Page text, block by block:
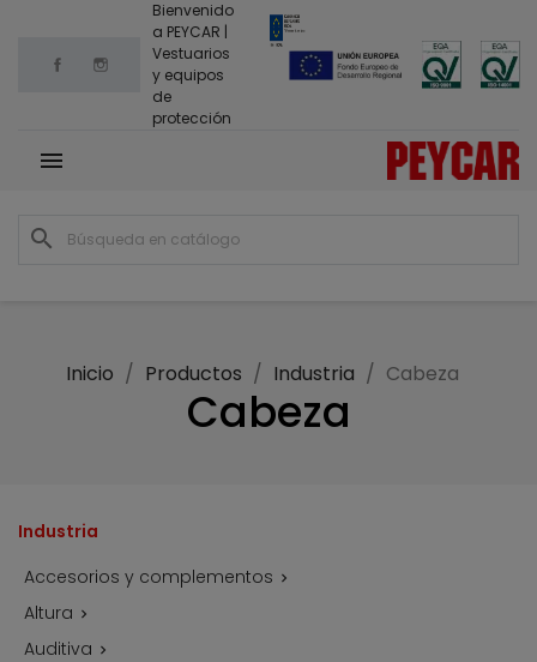
FacebookInstagram
Bienvenido
a PEYCAR |
Vestuarios
y equipos
de
protección

search
Inicio Productos Industria Cabeza
Cabeza
Industria
Accesorios y complementos 
Altura 
Auditiva 